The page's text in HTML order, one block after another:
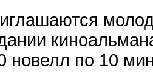
новелл по 10